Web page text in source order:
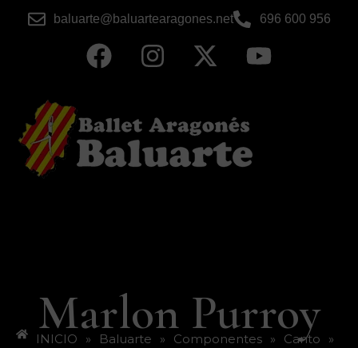
baluarte@baluartearagones.net 696 600 956
Marlon Purroy
INICIO » Baluarte » Componentes » Canto
»